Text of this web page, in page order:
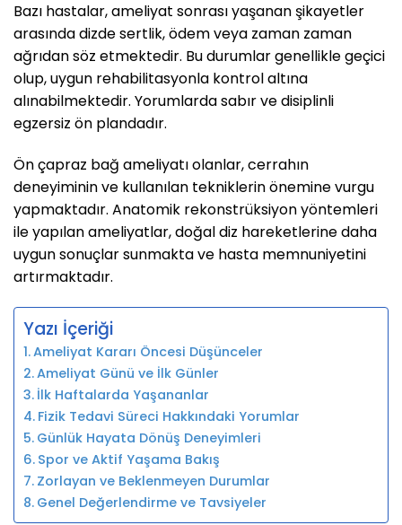
Bazı hastalar, ameliyat sonrası yaşanan şikayetler
arasında dizde sertlik, ödem veya zaman zaman
ağrıdan söz etmektedir. Bu durumlar genellikle geçici
olup, uygun rehabilitasyonla kontrol altına
alınabilmektedir. Yorumlarda sabır ve disiplinli
egzersiz ön plandadır.
Ön çapraz bağ ameliyatı olanlar, cerrahın
deneyiminin ve kullanılan tekniklerin önemine vurgu
yapmaktadır. Anatomik rekonstrüksiyon yöntemleri
ile yapılan ameliyatlar, doğal diz hareketlerine daha
uygun sonuçlar sunmakta ve hasta memnuniyetini
artırmaktadır.
Yazı İçeriği
Ameliyat Kararı Öncesi Düşünceler
Ameliyat Günü ve İlk Günler
İlk Haftalarda Yaşananlar
Fizik Tedavi Süreci Hakkındaki Yorumlar
Günlük Hayata Dönüş Deneyimleri
Spor ve Aktif Yaşama Bakış
Zorlayan ve Beklenmeyen Durumlar
Genel Değerlendirme ve Tavsiyeler